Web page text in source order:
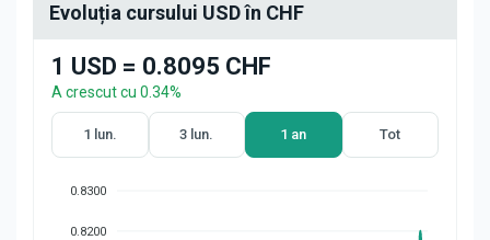
Evoluția cursului USD în CHF
1 USD = 0.8095 CHF
A crescut cu 0.34%
1 lun. 3 lun. 1 an Tot
0.8300
0.8200